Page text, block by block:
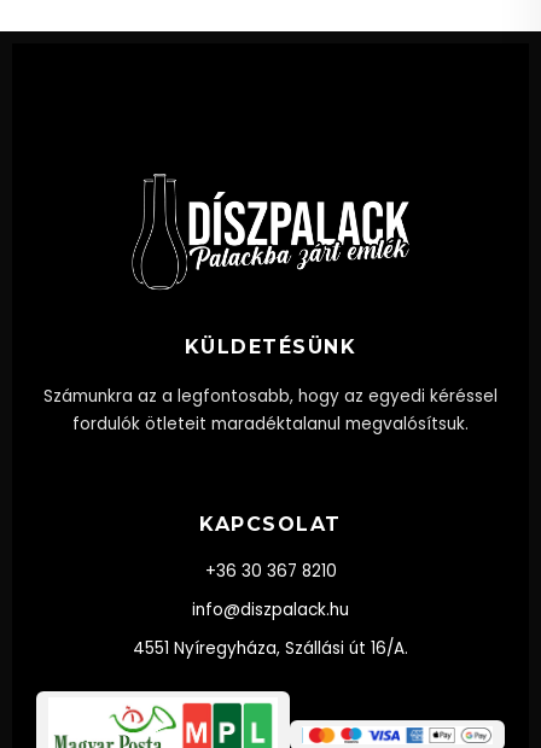
KÜLDETÉSÜNK
Számunkra az a legfontosabb, hogy az egyedi kéréssel
fordulók ötleteit maradéktalanul megvalósítsuk.
KAPCSOLAT
+36 30 367 8210
info@diszpalack.hu
4551 Nyíregyháza, Szállási út 16/A.